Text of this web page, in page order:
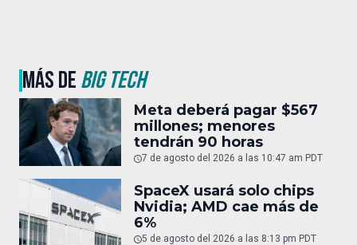
MÁS DEBIG TECH
Meta deberá pagar $567
millones; menores
tendrán 90 horas
7 de agosto del 2026 a las 10:47 am PDT
SpaceX usará solo chips
Nvidia; AMD cae más de
6%
5 de agosto del 2026 a las 8:13 pm PDT